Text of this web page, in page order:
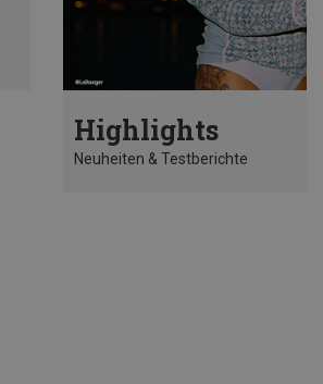
Highlights
Neuheiten & Testberichte